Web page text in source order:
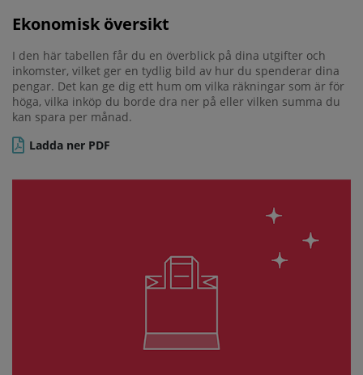
Ekonomisk översikt
I den här tabellen får du en överblick på dina utgifter och
inkomster, vilket ger en tydlig bild av hur du spenderar dina
pengar. Det kan ge dig ett hum om vilka räkningar som är för
höga, vilka inköp du borde dra ner på eller vilken summa du
kan spara per månad.
Ladda ner PDF